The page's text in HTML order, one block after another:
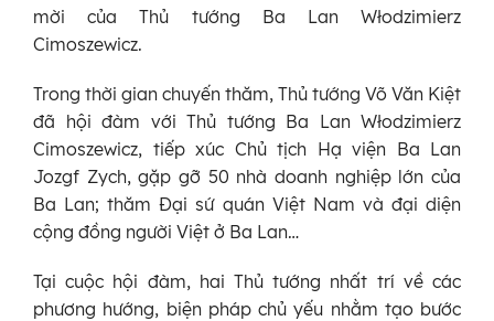
mời của Thủ tướng Ba Lan Włodzimierz
Cimoszewicz.
Trong thời gian chuyến thăm, Thủ tướng Võ Văn Kiệt
đã hội đàm với Thủ tướng Ba Lan Włodzimierz
Cimoszewicz, tiếp xúc Chủ tịch Hạ viện Ba Lan
Jozgf Zych, gặp gỡ 50 nhà doanh nghiệp lớn của
Ba Lan; thăm Đại sứ quán Việt Nam và đại diện
cộng đồng người Việt ở Ba Lan…
Tại cuộc hội đàm, hai Thủ tướng nhất trí về các
phương hướng, biện pháp chủ yếu nhằm tạo bước